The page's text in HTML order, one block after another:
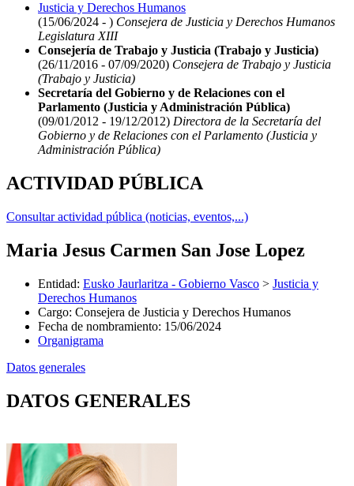
Justicia y Derechos Humanos
(15/06/2024 - ) Consejera de Justicia y Derechos Humanos
Legislatura XIII
Consejería de Trabajo y Justicia (Trabajo y Justicia)
(26/11/2016 - 07/09/2020) Consejera de Trabajo y Justicia
(Trabajo y Justicia)
Secretaría del Gobierno y de Relaciones con el
Parlamento (Justicia y Administración Pública)
(09/01/2012 - 19/12/2012) Directora de la Secretaría del
Gobierno y de Relaciones con el Parlamento (Justicia y
Administración Pública)
ACTIVIDAD PÚBLICA
Consultar actividad pública (noticias, eventos,...)
Maria Jesus Carmen San Jose Lopez
Entidad: Eusko Jaurlaritza - Gobierno Vasco > Justicia y
Derechos Humanos
Cargo: Consejera de Justicia y Derechos Humanos
Fecha de nombramiento: 15/06/2024
Organigrama
Datos generales
DATOS GENERALES